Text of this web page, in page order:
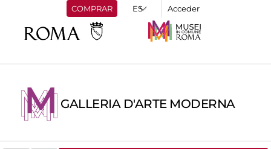
COMPRAR Acceder
GALLERIA D'ARTE MODERNA